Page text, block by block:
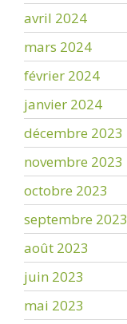
avril 2024
mars 2024
février 2024
janvier 2024
décembre 2023
novembre 2023
octobre 2023
septembre 2023
août 2023
juin 2023
mai 2023